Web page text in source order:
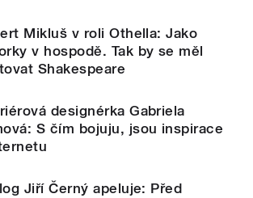
Mikluš v roli Othella: Jako
v hospodě. Tak by se měl
Shakespeare
designérka Gabriela
S čím bojuju, jsou inspirace
Jiří Černý apeluje: Před